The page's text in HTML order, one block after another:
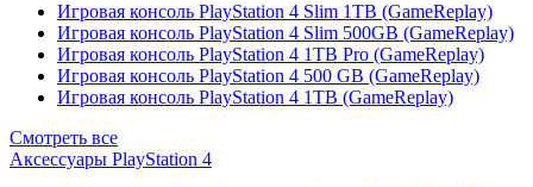
Игровая консоль PlayStation 4 Slim 1TB (GameReplay)
Игровая консоль PlayStation 4 Slim 500GB (GameReplay)
Игровая консоль PlayStation 4 1TB Pro (GameReplay)
Игровая консоль PlayStation 4 500 GB (GameReplay)
Игровая консоль PlayStation 4 1TB (GameReplay)
Смотреть все
Аксессуары PlayStation 4